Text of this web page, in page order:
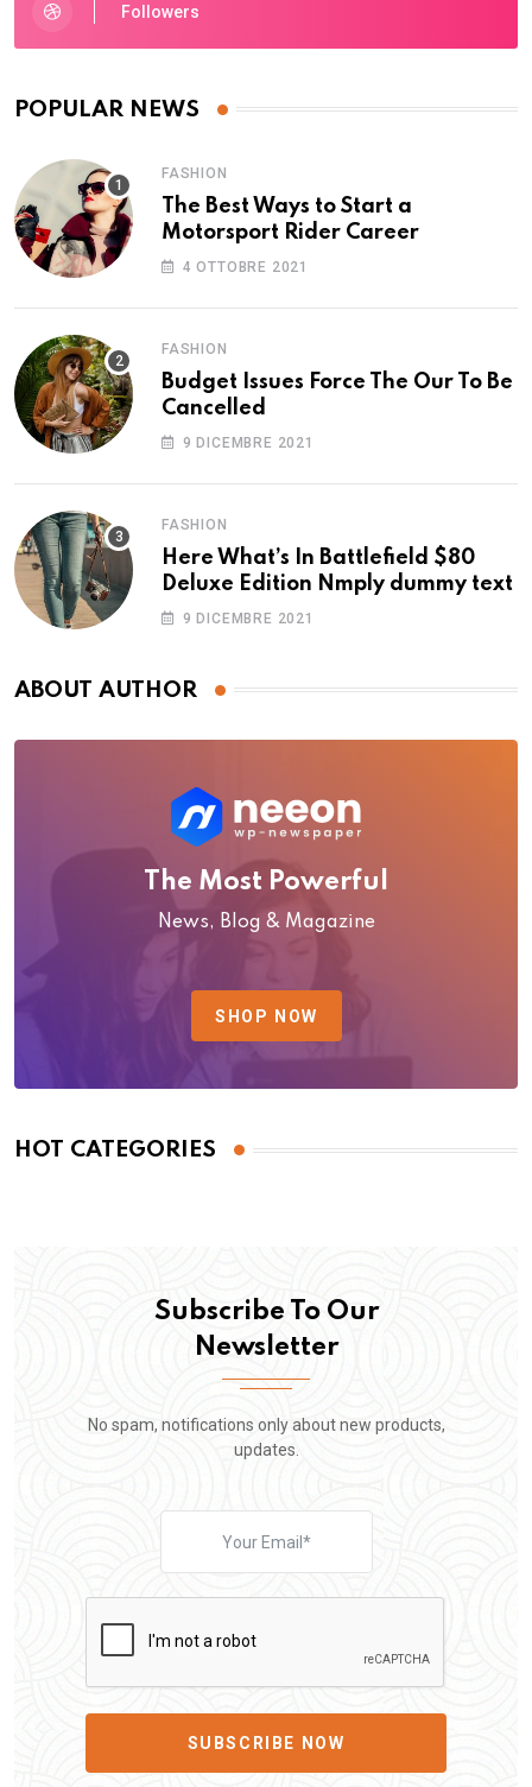
Followers
POPULAR NEWS
FASHION
The Best Ways to Start a
Motorsport Rider Career
4 OTTOBRE 2021
FASHION
Budget Issues Force The Our To Be
Cancelled
9 DICEMBRE 2021
FASHION
Here What’s In Battlefield $80
Deluxe Edition Nmply dummy text
9 DICEMBRE 2021
ABOUT AUTHOR
The Most Powerful
News, Blog & Magazine
SHOP NOW
HOT CATEGORIES
Subscribe To Our
Newsletter
No spam, notifications only about new products,
updates.
SUBSCRIBE NOW